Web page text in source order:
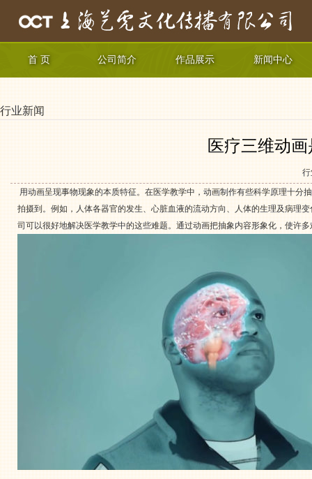
首 页 公司简介 作品展示 新闻中心
行业新闻
医疗三维动
行
用动画呈现事物现象的本质特征。在医学教学中，动画制作有些科学原理十分
拍摄到。例如，人体各器官的发生、心脏血液的流动方向、人体的生理及病理
司可以很好地解决医学教学中的这些难题。通过动画把抽象内容形象化，使许